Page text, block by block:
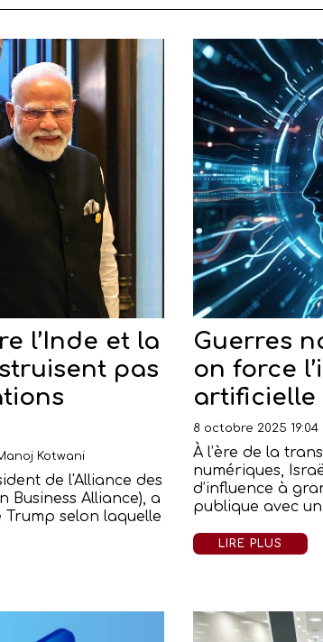
l’Inde et la
pas
Kotwani
de l'Alliance des
Business Alliance), a
selon laquelle
Guerres
on force
artificielle
8 octobre 2025 19:04
À l’ère de la
numériques,
d’influence à
publique avec
LIRE PLUS